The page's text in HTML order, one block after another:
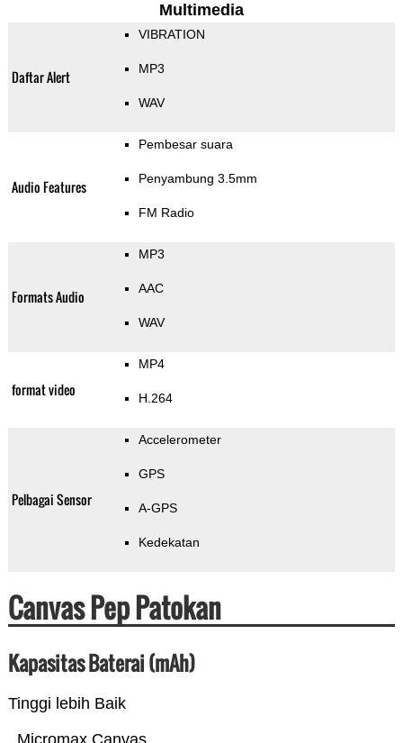
Multimedia
Daftar Alert
VIBRATION
MP3
WAV
Audio Features
Pembesar suara
Penyambung 3.5mm
FM Radio
Formats Audio
MP3
AAC
WAV
format video
MP4
H.264
Pelbagai Sensor
Accelerometer
GPS
A-GPS
Kedekatan
Canvas Pep Patokan
Kapasitas Baterai (mAh)
Tinggi lebih Baik